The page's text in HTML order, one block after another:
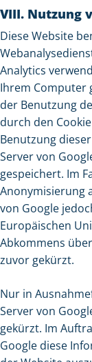
VIII. Nutzung
Diese Website
Analytics
Ihrem Computer
der Benutzung
durch den
Benutzung
Server von
gespeichert. Im
Anonymisierung
von Google
Europäischen
Abkommens
zuvor gekürzt.
Nur in
Server von
gekürzt. Im
Google diese